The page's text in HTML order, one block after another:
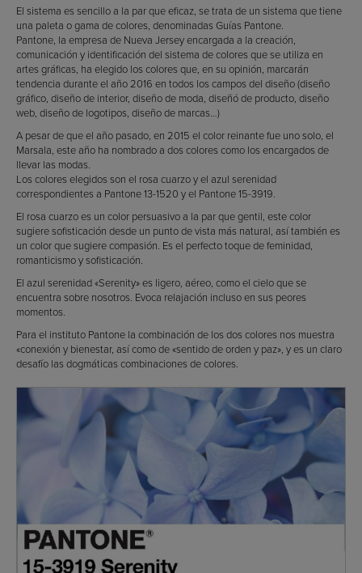
El sistema es sencillo a la par que eficaz, se trata de un sistema que tiene
una paleta o gama de colores, denominadas Guías Pantone.
Pantone, la empresa de Nueva Jersey encargada a la creación,
comunicación y identificación del sistema de colores que se utiliza en
artes gráficas, ha elegido los colores que, en su opinión, marcarán
tendencia durante el año 2016 en todos los campos del diseño (diseño
gráfico, diseño de interior, diseño de moda, diseñó de producto, diseño
web, diseño de logotipos, diseño de marcas…)
A pesar de que el año pasado, en 2015 el color reinante fue uno solo, el
Marsala, este año ha nombrado a dos colores como los encargados de
llevar las modas.
Los colores elegidos son el rosa cuarzo y el azul serenidad
correspondientes a Pantone 13-1520 y el Pantone 15-3919.
El rosa cuarzo es un color persuasivo a la par que gentil, este color
sugiere sofisticación desde un punto de vista más natural, así también es
un color que sugiere compasión. Es el perfecto toque de feminidad,
romanticismo y sofisticación.
El azul serenidad «Serenity» es ligero, aéreo, como el cielo que se
encuentra sobre nosotros. Evoca relajación incluso en sus peores
momentos.
Para el instituto Pantone la combinación de los dos colores nos muestra
«conexión y bienestar, así como de «sentido de orden y paz», y es un claro
desafío las dogmáticas combinaciones de colores.